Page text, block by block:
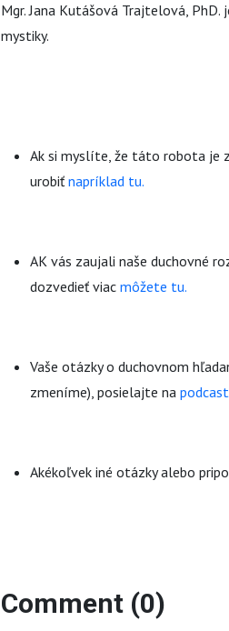
Mgr. Jana Kutášová Trajtelová,
mystiky.
Ak si myslíte, že táto robota je
urobiťnapríklad tu.
AK vás zaujali naše duchovné
dozvedieť viac môžete tu.
Vaše otázky o duchovnom
zmeníme), posielajte na
Akékoľvek iné otázky alebo
Comment (0)